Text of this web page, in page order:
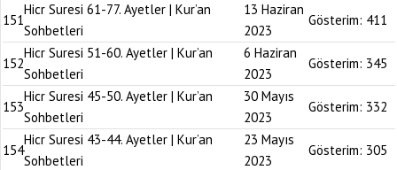
151
Hicr Suresi 61-77. Ayetler | Kur’an
Sohbetleri
13 Haziran
2023
Gösterim: 411
152
Hicr Suresi 51-60. Ayetler | Kur’an
Sohbetleri
6 Haziran
2023
Gösterim: 345
153
Hicr Suresi 45-50. Ayetler | Kur’an
Sohbetleri
30 Mayıs
2023
Gösterim: 332
154
Hicr Suresi 43-44. Ayetler | Kur’an
Sohbetleri
23 Mayıs
2023
Gösterim: 305